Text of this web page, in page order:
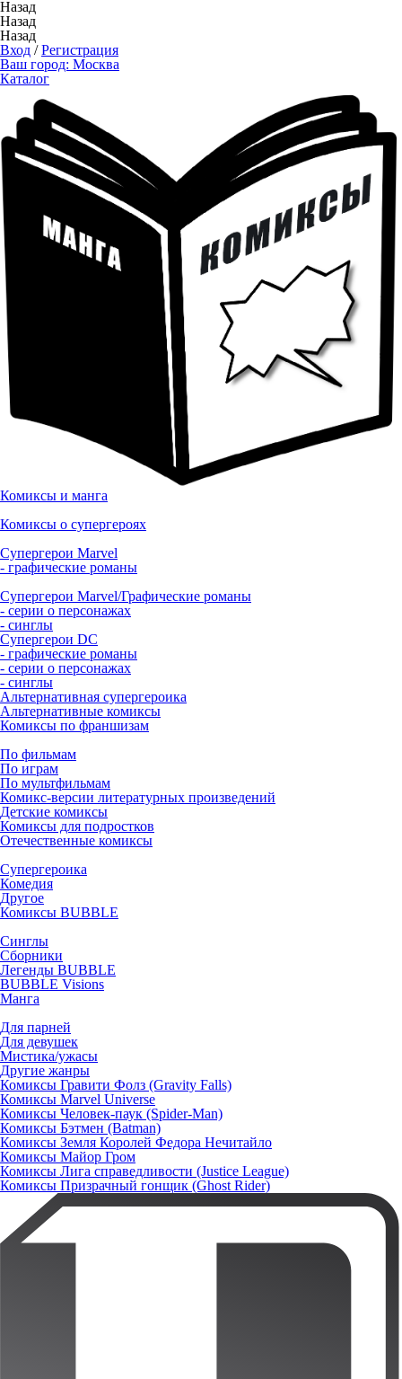
Назад
Назад
Назад
Вход /Регистрация
Ваш город: Москва
Каталог
Комиксы и манга
Комиксы о супергероях
Супергерои Marvel
- графические романы
Супергерои Marvel/Графические романы
- серии о персонажах
- синглы
Супергерои DC
- графические романы
- серии о персонажах
- синглы
Альтернативная супергероика
Альтернативные комиксы
Комиксы по франшизам
По фильмам
По играм
По мультфильмам
Комикс-версии литературных произведений
Детские комиксы
Комиксы для подростков
Отечественные комиксы
Супергероика
Комедия
Другое
Комиксы BUBBLE
Синглы
Сборники
Легенды BUBBLE
BUBBLE Visions
Манга
Для парней
Для девушек
Мистика/ужасы
Другие жанры
Комиксы Гравити Фолз (Gravity Falls)
Комиксы Marvel Universe
Комиксы Человек-паук (Spider-Man)
Комиксы Бэтмен (Batman)
Комиксы Земля Королей Федора Нечитайло
Комиксы Майор Гром
Комиксы Лига справедливости (Justice League)
Комиксы Призрачный гонщик (Ghost Rider)